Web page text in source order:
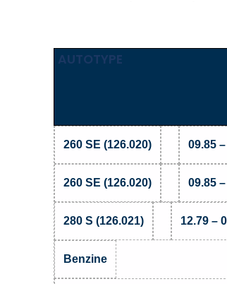
AUTOTYPE
260 SE (126.020) 09.85
260 SE (126.020) 09.85
280 S (126.021) 12.79 –
Benzine